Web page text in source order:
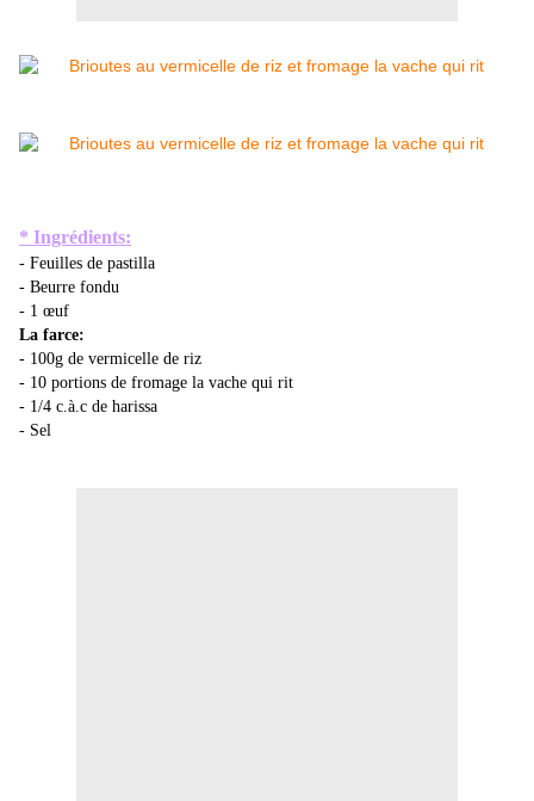
* Ingrédients:
- Feuilles de pastilla
- Beurre fondu
- 1 œuf
La farce:
- 100g de vermicelle de riz
- 10 portions de fromage la vache qui rit
- 1/4 c.à.c de harissa
- Sel